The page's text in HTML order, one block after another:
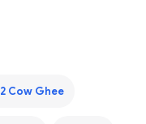
Cow Ghee